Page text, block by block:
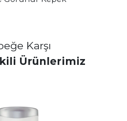
Karşı
Ürünlerimiz